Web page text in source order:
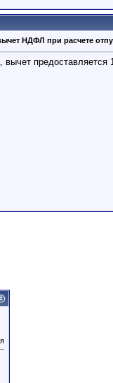
НДФЛ при расчете
, вычет предоставляется